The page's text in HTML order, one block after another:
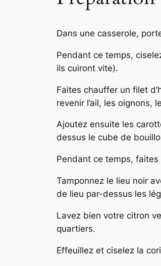
Dans une casserole,
Pendant ce temps,
ils cuiront vite).
Faites chauffer un filet
revenir l’ail, les oignons,
Ajoutez ensuite les
dessus le cube de
Pendant ce temps,
Tamponnez le lieu noir
de lieu par-dessus les
Lavez bien votre citron
quartiers.
Effeuillez et ciselez la